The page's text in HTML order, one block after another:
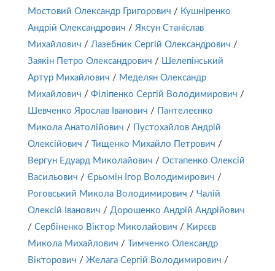
Мостовий Олександр Григорович / Кушніренко
Андрій Олександрович / Яксун Станіслав
Михайлович / Лазебник Сергій Олександрович /
Заякін Петро Олександрович / Шелепінський
Артур Михайлович / Меделян Олександр
Михайлович / Філіпенко Сергій Володимирович /
Шевченко Ярослав Іванович /
Пантелеєнко
Микола Анатолійович /
Пустохайлов Андрій
Олексійович / Тищенко Михайло Петрович /
Вергун Едуард Миколайович / Остапенко Олексій
Васильович / Єрьомін Ігор Володимирович /
Роговський Микола Володимирович / Чалій
Олексій Іванович / Дорошенко Андрій Андрійович
/ Сербіненко Віктор Миколайович / Кирєєв
Микола Михайлович /
Тимченко Олександр
Вікторович / Желага Сергій Володимирович /